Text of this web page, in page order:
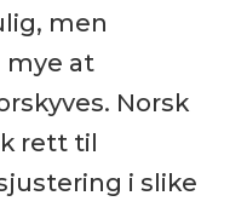
men
mye at
Norsk
rett til
i slike